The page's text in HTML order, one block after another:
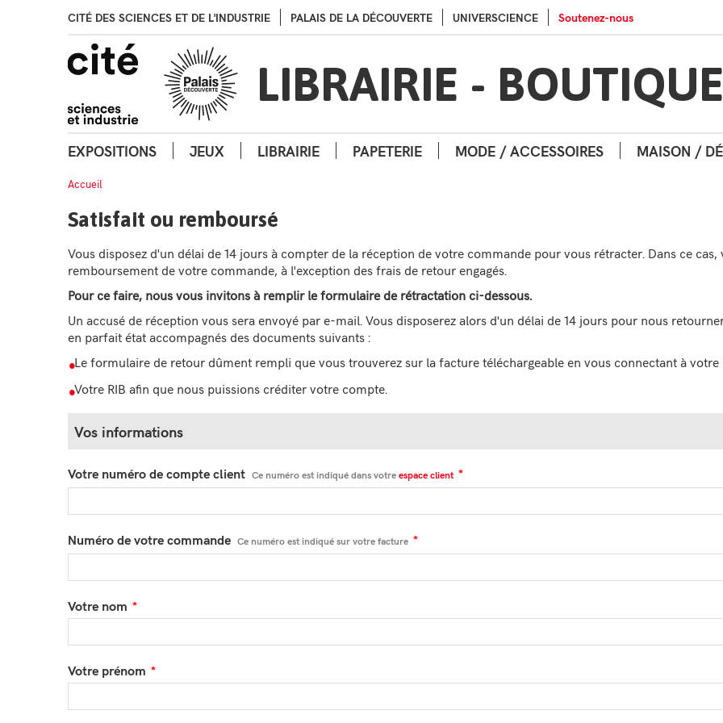
Aller au menu
Aller au contenu
CITÉ DES SCIENCES ET DE L'INDUSTRIE PALAIS DE LA DÉCOUVERTE UNIVERSCIENCE Soutenez-nous
LIBRAIRIE - BOUTIQUE
EXPOSITIONS JEUX LIBRAIRIE PAPETERIE MODE / ACCESSOIRES MAISON /
Accueil
Satisfait ou remboursé
Vous disposez d'un délai de 14 jours à compter de la réception de votre commande pour vous rétracter. Dans ce
remboursement de votre commande, à l'exception des frais de retour engagés.
Pour ce faire, nous vous invitons à remplir le formulaire de rétractation ci-dessous.
Un accusé de réception vous sera envoyé par e-mail. Vous disposerez alors d'un délai de 14 jours pour nous
en parfait état accompagnés des documents suivants :
Le formulaire de retour dûment rempli que vous trouverez sur la facture téléchargeable en vous connectant à votre
Votre RIB afin que nous puissions créditer votre compte.
Vos informations
Votre numéro de compte client Ce numéro est indiqué dans votreespace client
Numéro de votre commande Ce numéro est indiqué sur votre facture
Votre nom
Votre prénom